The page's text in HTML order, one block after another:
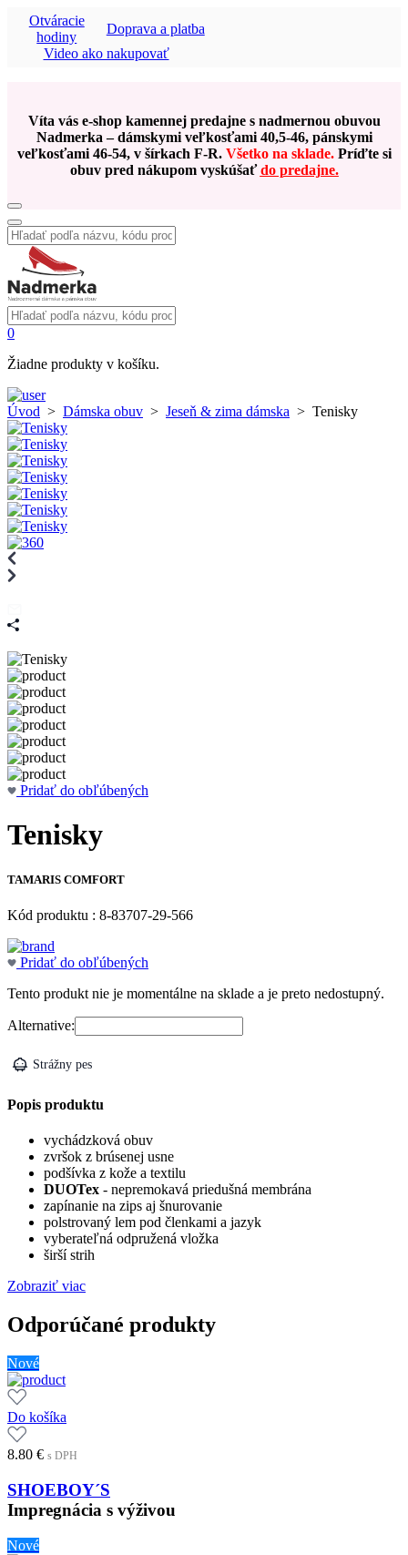
Otváracie
hodiny
Doprava a platba
Video ako nakupovať
Víta vás e-shop kamennej predajne s nadmernou obuvou
Nadmerka – dámskymi veľkosťami 40,5-46, pánskymi
veľkosťami 46-54, v šírkach F-R. Všetko na sklade.Príďte si
obuv pred nákupom vyskúšaťdo predajne.
Vyhľadať:
Vyhľadať:
0
Žiadne produkty v košíku.
Úvod > Dámska obuv > Jeseň & zima dámska > Tenisky
Pridať do obľúbených
Tenisky
TAMARIS COMFORT
Kód produktu : 8-83707-29-566
Pridať do obľúbených
Tento produkt nie je momentálne na sklade a je preto nedostupný.
Alternative:
Strážny pes
Popis produktu
vychádzková obuv
zvršok z brúsenej usne
podšívka z kože a textilu
DUOTex - nepremokavá priedušná membrána
zapínanie na zips aj šnurovanie
polstrovaný lem pod členkami a jazyk
vyberateľná odpružená vložka
širší strih
Zobraziť viac
Odporúčané produkty
Nové
Do košíka
8.80 € s DPH
SHOEBOY´S
Impregnácia s výživou
Nové